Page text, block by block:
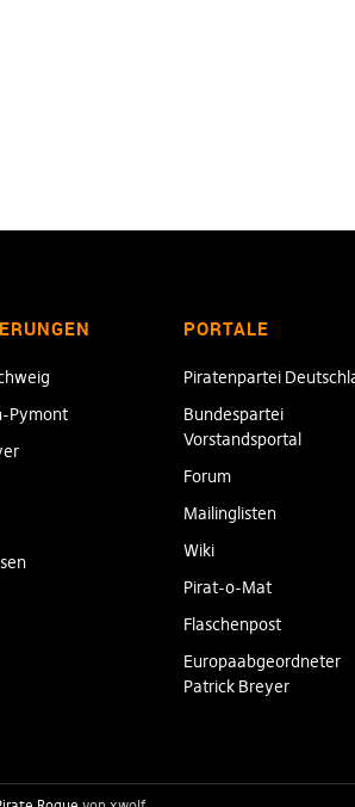
Pymont
PORTALE
Piratenpartei
Bundespartei
Vorstandsportal
Forum
Mailinglisten
Wiki
Pirat-o-Mat
Flaschenpost
Europaabgeordneter
Patrick Breyer